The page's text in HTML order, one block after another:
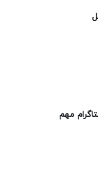
مهم